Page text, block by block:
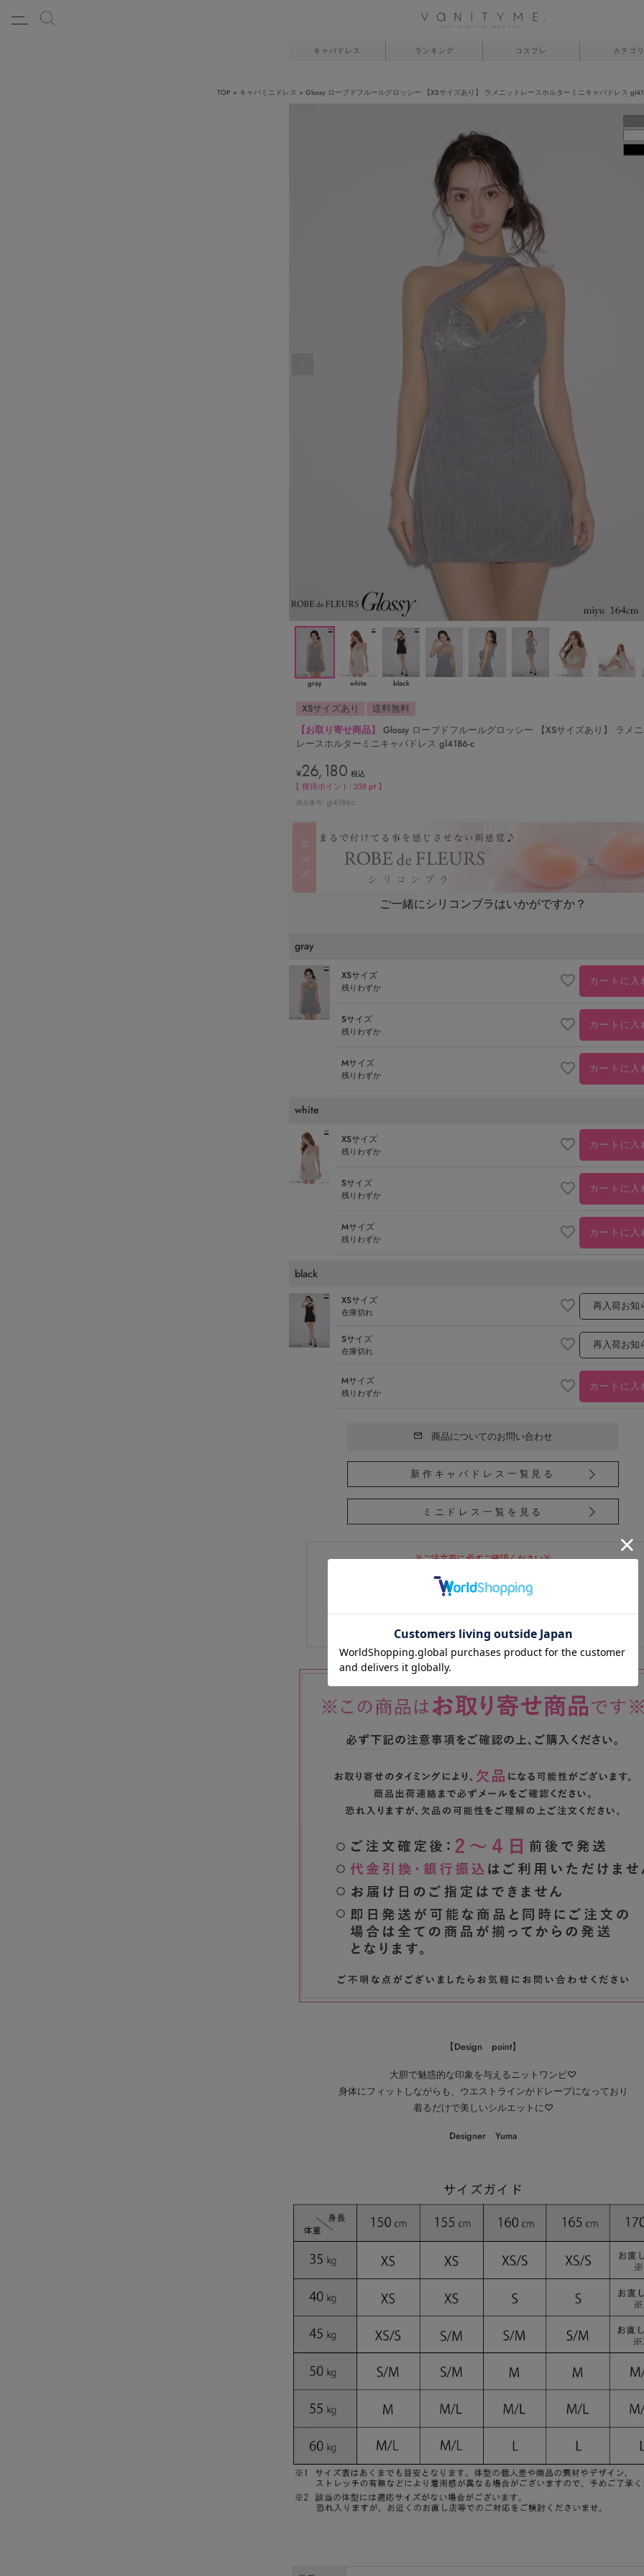
キャバドレス ランキング コスプレ カテゴリ
TOP キャバミニドレス Glossy ローブドフルールグロッシー 【XSサイズあり】 ラメニットレースホルターミニキャバドレス
gray white black
XSサイズあり
送料無料
【お取り寄せ商品】
Glossy ローブドフルールグロッシー 【XSサイズあり】 ラメ
レースホルターミニキャバドレス gl4186-c
¥26,180 税込
【 獲得ポイント:238 pt 】
商品番号 gl4186-c
ご一緒にシリコンブラはいかがですか？
gray
XSサイズ
残りわずか カートに入
Sサイズ
残りわずか カートに入
Mサイズ
残りわずか カートに入
white
XSサイズ
残りわずか カートに入
Sサイズ
残りわずか カートに入
Mサイズ
残りわずか カートに入
black
XSサイズ
在庫切れ 再入荷お知
Sサイズ
在庫切れ 再入荷お知
Mサイズ
残りわずか カートに入
商品についてのお問い合わせ
新作キャバドレス一覧見る
ミニドレス一覧を見る
※ご注文前に必ずご確認ください※
こちらの商品はメーカーよりお取り寄せしております
ご注文後に在庫状況を確認し、在庫がない場合は
【Design point】
大胆で魅惑的な印象を与えるニットワンピ♡
身体にフィットしながらも、ウエストラインがドレープになっており
着るだけで美しいシルエットに♡
Designer Yuma